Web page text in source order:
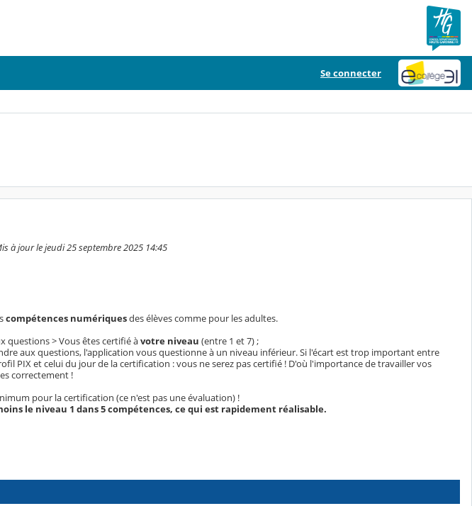
Se connecter
à jour le jeudi 25 septembre 2025 14:45
compétences numériquesdes élèves comme pour les adultes.
questions > Vous êtes certifié àvotre niveau (entre 1 et 7) ;
aux questions, l'application vous questionne à un niveau inférieur. Si l'écart est trop important entre
PIX et celui du jour de la certification : vous ne serez pas certifié ! D'où l'importance de travailler vos
correctement !
pour la certification (ce n'est pas une évaluation) !
le niveau 1 dans 5 compétences, ce qui est rapidement réalisable.